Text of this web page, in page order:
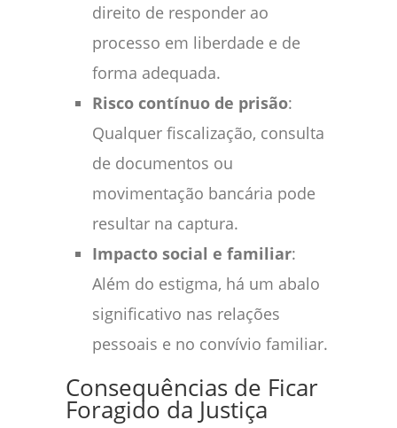
direito de responder ao
processo em liberdade e de
forma adequada.
Risco contínuo de prisão:
Qualquer fiscalização, consulta
de documentos ou
movimentação bancária pode
resultar na captura.
Impacto social e familiar:
Além do estigma, há um abalo
significativo nas relações
pessoais e no convívio familiar.
Consequências de Ficar
Foragido da Justiça